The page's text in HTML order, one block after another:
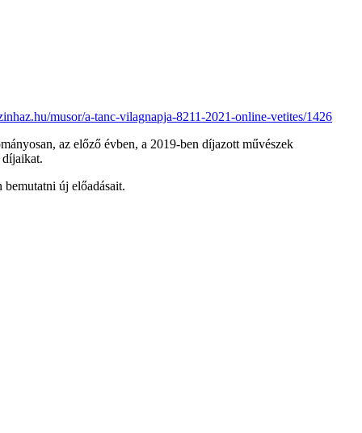
musor/a-tanc-vilagnapja-8211-2021-online-vetites/1426
az előző évben, a 2019-ben díjazott művészek
új előadásait.